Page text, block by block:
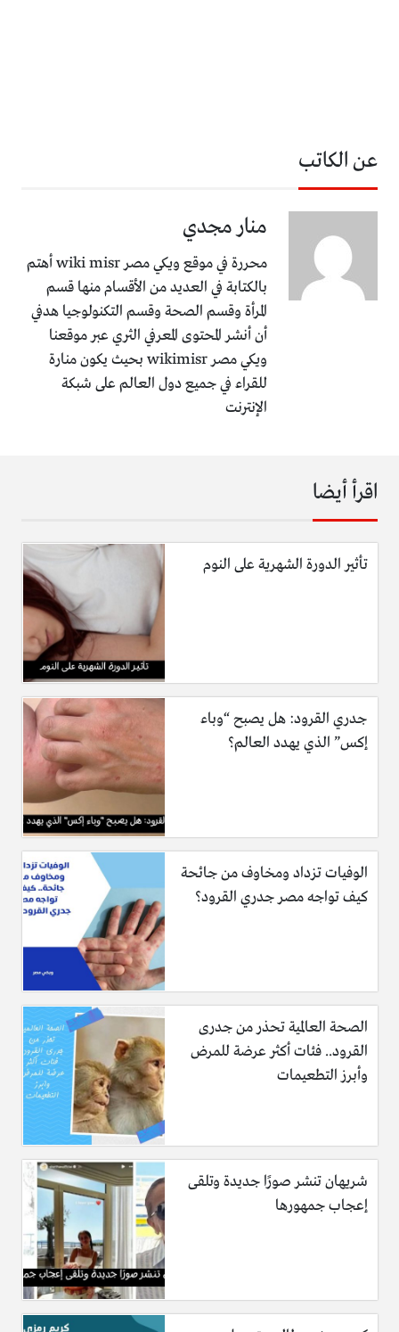
عن الكاتب
منار مجدي
محررة في موقع ويكي مصر wiki misr أهتم
بالكتابة في العديد من الأقسام منها قسم
المرأة وقسم الصحة وقسم التكنولوجيا هدفي
أن أنشر المحتوى المعرفي الثري عبر موقعنا
ويكي مصر wikimisr بحيث يكون منارة
للقراء في جميع دول العالم على شبكة
الإنترنت
اقرأ أيضا
تأثير الدورة الشهرية على النوم
جدري القرود: هل يصبح “وباء
إكس” الذي يهدد العالم؟
الوفيات تزداد ومخاوف من جائحة
كيف تواجه مصر جدري القرود؟
الصحة العالمية تحذر من جدرى
القرود.. فئات أكثر عرضة للمرض
وأبرز التطعيمات
شريهان تنشر صورًا جديدة وتلقى
إعجاب جمهورها